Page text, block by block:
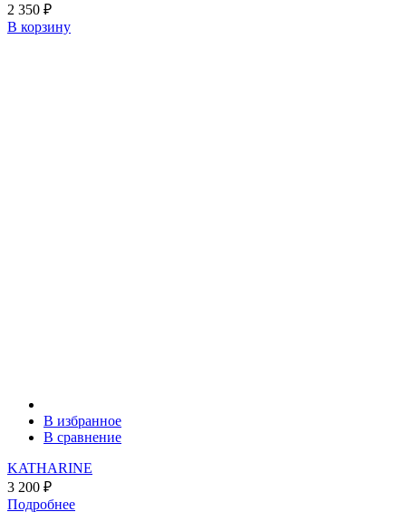
2 350 ₽
В корзину
В избранное
В сравнение
KATHARINE
3 200 ₽
Подробнее